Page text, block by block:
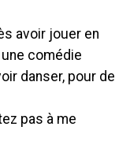
avoir jouer en
comédie
danser, pour de
pas à me